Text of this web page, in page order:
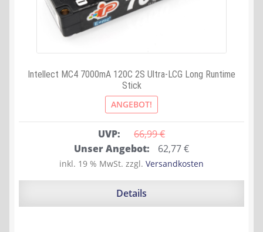
Intellect MC4 7000mA 120C 2S Ultra-LCG Long Runtime
Stick
ANGEBOT!
UVP: 66,99 €
Ursprünglicher
Preis
war:
Unser Angebot: 62,77€Aktueller
Preis
ist:
inkl. 19 % MwSt. zzgl. Versandkosten
Details